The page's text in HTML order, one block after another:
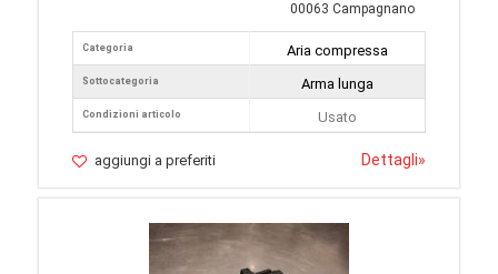
00063 Campagnano
Categoria
Sottocategoria
Condizioni articolo
Aria compressa
Arma lunga
Usato
aggiungi a preferiti Dettagli»